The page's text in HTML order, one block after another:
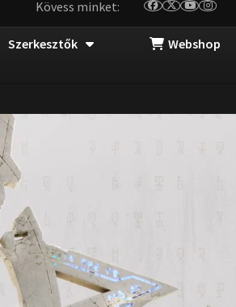
Kövess minket:
Szerkesztők Webshop